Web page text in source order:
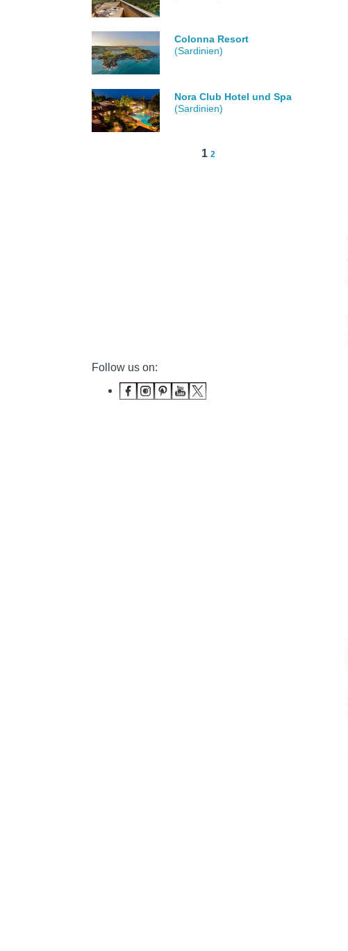
Colonna Resort
(Sardinien)
Nora Club Hotel und Spa
(Sardinien)
1 2
Follow us on: